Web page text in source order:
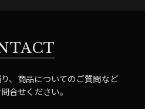
、商品についてのご質問など
合せください。